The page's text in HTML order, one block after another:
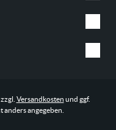
Versandkosten und ggf.
angegeben.